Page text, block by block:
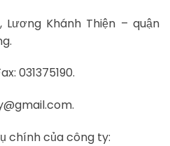
Khánh Thiện – quận
031375190.
chính của công ty: